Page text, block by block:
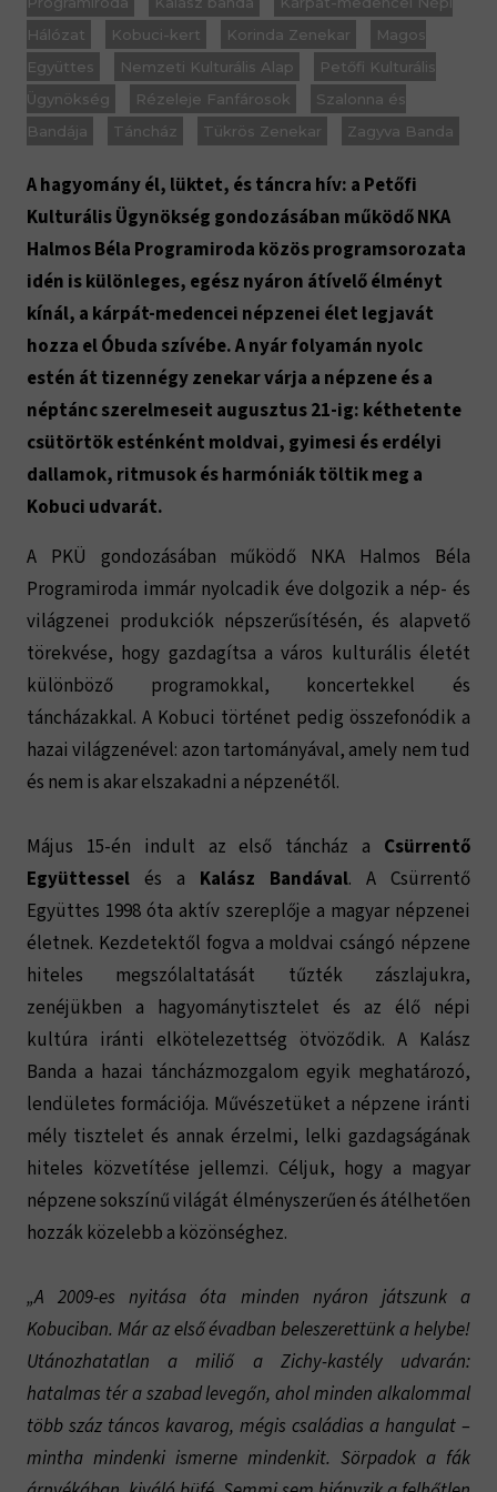
Hálózat
Kobuci-kert Korinda Zenekar
Magos
Együttes
Nemzeti Kulturális Alap
Petőfi Kulturális
Ügynökség
Rézeleje Fanfárosok
Szalonna és
Bandája
Táncház Tükrös Zenekar Zagyva Banda
A hagyomány él, lüktet, és táncra hív: a Petőfi
Kulturális Ügynökség gondozásában működő NKA
Halmos Béla Programiroda közös programsorozata
idén is különleges, egész nyáron átívelő élményt
kínál, a kárpát-medencei népzenei élet legjavát
hozza el Óbuda szívébe. A nyár folyamán nyolc
estén át tizennégy zenekar várja a népzene és a
néptánc szerelmeseit augusztus 21-ig: kéthetente
csütörtök esténként moldvai, gyimesi és erdélyi
dallamok, ritmusok és harmóniák töltik meg a
Kobuci udvarát.
A PKÜ gondozásában működő NKA Halmos Béla
Programiroda immár nyolcadik éve dolgozik a nép- és
világzenei produkciók népszerűsítésén, és alapvető
törekvése, hogy gazdagítsa a város kulturális életét
különböző programokkal, koncertekkel és
táncházakkal. A Kobuci történet pedig összefonódik a
hazai világzenével: azon tartományával, amely nem tud
és nem is akar elszakadni a népzenétől.
Május 15-én indult az első táncház a Csürrentő
Együttessel és a Kalász Bandával. A Csürrentő
Együttes 1998 óta aktív szereplője a magyar népzenei
életnek. Kezdetektől fogva a moldvai csángó népzene
hiteles megszólaltatását tűzték zászlajukra,
zenéjükben a hagyománytisztelet és az élő népi
kultúra iránti elkötelezettség ötvöződik. A Kalász
Banda a hazai táncházmozgalom egyik meghatározó,
lendületes formációja. Művészetüket a népzene iránti
mély tisztelet és annak érzelmi, lelki gazdagságának
hiteles közvetítése jellemzi. Céljuk, hogy a magyar
népzene sokszínű világát élményszerűen és átélhetően
hozzák közelebb a közönséghez.
„A 2009-es nyitása óta minden nyáron játszunk a
Kobuciban. Már az első évadban beleszerettünk a helybe!
Utánozhatatlan a miliő a Zichy-kastély udvarán:
hatalmas tér a szabad levegőn, ahol minden alkalommal
több száz táncos kavarog, mégis családias a hangulat –
mintha mindenki ismerne mindenkit. Sörpadok a fák